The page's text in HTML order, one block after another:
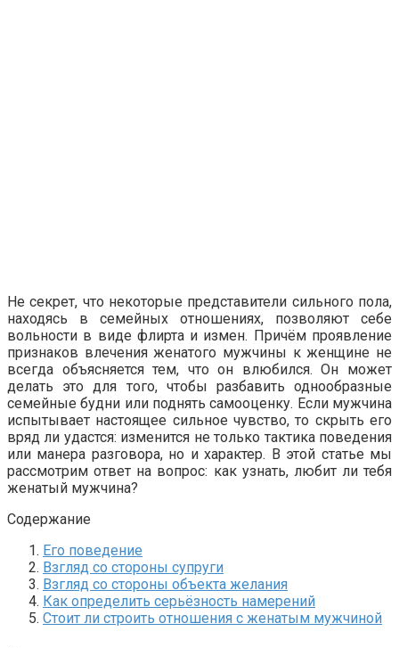
Не секрет, что некоторые представители сильного пола,
находясь в семейных отношениях, позволяют себе
вольности в виде флирта и измен. Причём проявление
признаков влечения женатого мужчины к женщине не
всегда объясняется тем, что он влюбился. Он может
делать это для того, чтобы разбавить однообразные
семейные будни или поднять самооценку. Если мужчина
испытывает настоящее сильное чувство, то скрыть его
вряд ли удастся: изменится не только тактика поведения
или манера разговора, но и характер. В этой статье мы
рассмотрим ответ на вопрос: как узнать, любит ли тебя
женатый мужчина?
Содержание
Его поведение
Взгляд со стороны супруги
Взгляд со стороны объекта желания
Как определить серьёзность намерений
Стоит ли строить отношения с женатым мужчиной